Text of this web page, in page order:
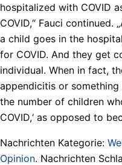
hospitalized with COVID
COVID,“ Fauci
a child goes in the
for COVID. And they get
individual. When in fact,
appendicitis or something
the number of children
COVID,‘ as opposed to
Nachrichten Kategorie:
Opinion. Nachrichten